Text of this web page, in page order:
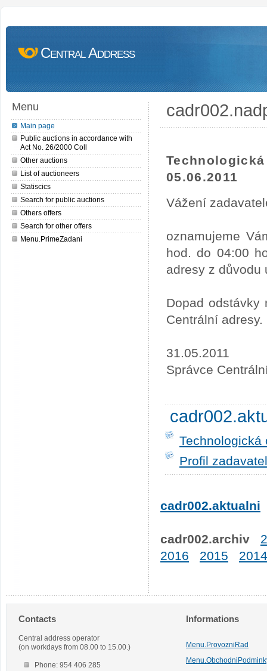
Central Address
Menu
Main page
Public auctions in accordance with
Act No. 26/2000 Coll
Other auctions
List of auctioneers
Statiscics
Search for public auctions
Others offers
Search for other offers
Menu.PrimeZadani
05.06.2011
Vážení
oznamujeme
hod. do 04:00
adresy z důvodu
Dopad odstávky
Centrální adresy.
31.05.2011
Správce
Technologická
Profil
cadr002.aktualni
cadr002.archiv
2016
2015 2014
Contacts
Central address operator
(on workdays from 08.00 to 15.00.)
Phone: 954 406 285
Informations
Menu.ProvozniRad